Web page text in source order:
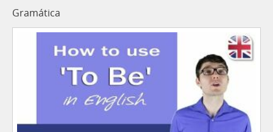
Gramática